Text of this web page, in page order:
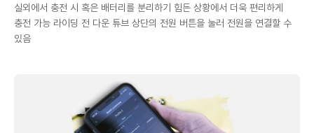
실외에서 충전 시 혹은 배터리를 분리하기 힘든 상황에서 더욱 편리하게
충전 가능 라이딩 전 다운 튜브 상단의 전원 버튼을 눌러 전원을 연결할 수
있음